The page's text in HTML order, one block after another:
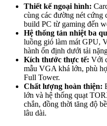
Thiết kế ngoại hình:
cùng các đường nét cứng
build PC từ gaming đến
Hệ thống tản nhiệt ba
luồng gió làm mát GPU,
hành ổn định dưới tải
Kích thước thực tế: Với
mẫu VGA khá lớn, phù
Full Tower.
Chất lượng hoàn thiện:
lớn và hệ thống quạt
chắn, đồng thời tăng độ
lâu dài.